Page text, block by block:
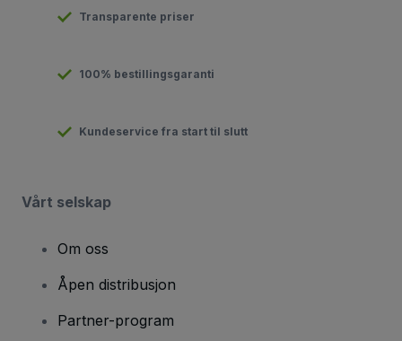
Transparente priser
100% bestillingsgaranti
Kundeservice fra start til slutt
Vårt selskap
Om oss
Åpen distribusjon
Partner-program